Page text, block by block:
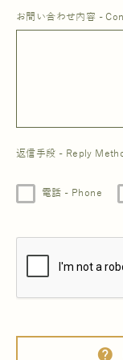
お問い合わせ内容 -
返信手段 - Reply
電話 - Phone
help